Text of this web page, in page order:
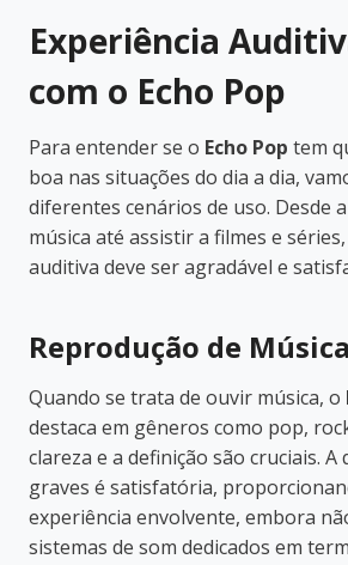
Experiência
com o Echo Pop
Para entender se o Echo Pop tem
boa nas situações do dia a dia,
diferentes cenários de uso. Desde
música até assistir a filmes e
auditiva deve ser agradável e
Reprodução de Música
Quando se trata de ouvir música, o
destaca em gêneros como pop,
clareza e a definição são cruciais. A
graves é satisfatória,
experiência envolvente, embora
sistemas de som dedicados em